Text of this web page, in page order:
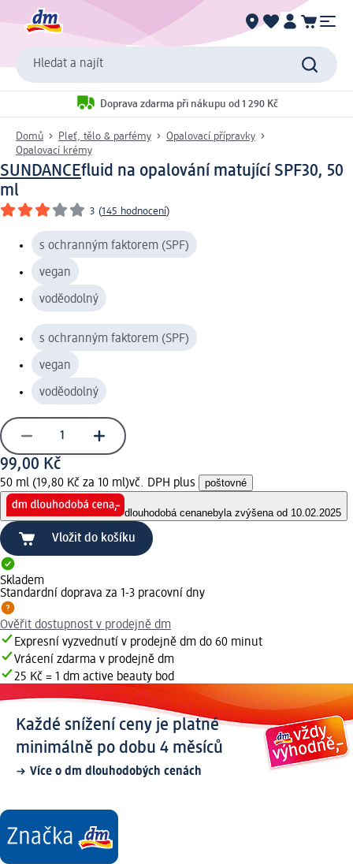
Hledat a najít
Doprava zdarma při nákupu od 1 290 Kč
Domů Pleť, tělo & parfémy
Opalovací přípravky
Opalovací krémy
SUNDANCEfluid na opalování matující SPF30, 50
ml
3 (145 hodnocení)
s ochranným faktorem (SPF)
vegan
voděodolný
s ochranným faktorem (SPF)
vegan
voděodolný
99,00 Kč
50 ml (19,80 Kč za 10 ml)vč. DPH plus poštovné
dlouhodobá cenanebyla zvýšena od 10.02.2025
Vložit do košíku
Skladem
Standardní doprava za 1-3 pracovní dny
Ověřit dostupnost v prodejně dm
Expresní vyzvednutí v prodejně dm do 60 minut
Vrácení zdarma v prodejně dm
25 Kč = 1 dm active beauty bod
Každé snížení ceny je platné
minimálně po dobu 4 měsíců
Více o dm dlouhodobých cenách